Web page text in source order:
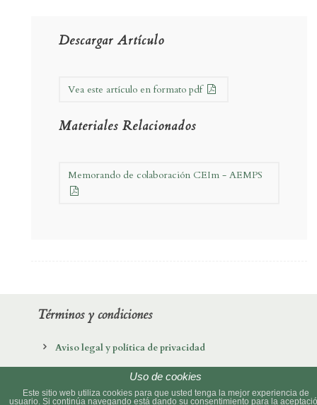
Descargar Artículo
Vea este artículo en formato pdf
Materiales Relacionados
Memorando de colaboración CEIm - AEMPS
Términos y condiciones
Aviso legal y política de privacidad
Política de cookiesUso de cookies
Este sitio web utiliza cookies para que usted tenga la mejor experiencia de
usuario. Si continúa navegando está dando su consentimiento para la